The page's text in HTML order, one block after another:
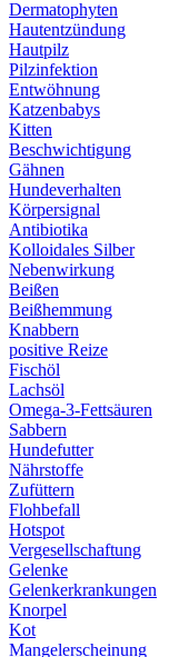
Dermatophyten
Hautentzündung
Hautpilz
Pilzinfektion
Entwöhnung
Katzenbabys
Kitten
Beschwichtigung
Gähnen
Hundeverhalten
Körpersignal
Antibiotika
Kolloidales Silber
Nebenwirkung
Beißen
Beißhemmung
Knabbern
positive Reize
Fischöl
Lachsöl
Omega-3-Fettsäuren
Sabbern
Hundefutter
Nährstoffe
Zufüttern
Flohbefall
Hotspot
Vergesellschaftung
Gelenke
Gelenkerkrankungen
Knorpel
Kot
Mangelerscheinung